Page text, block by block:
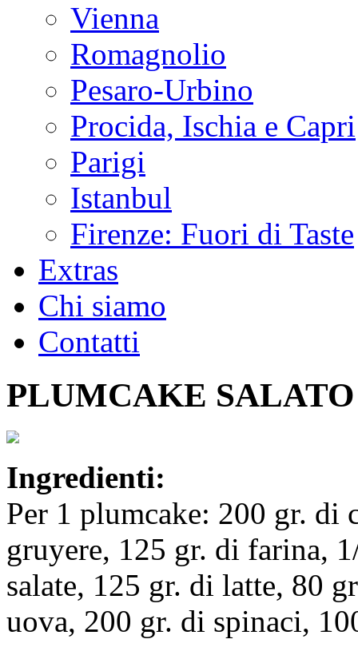
Vienna
Romagnolio
Pesaro-Urbino
Procida, Ischia e Capri
Parigi
Istanbul
Firenze: Fuori di Taste
Extras
Chi siamo
Contatti
PLUMCAKE SALATO
Ingredienti:
Per 1 plumcake: 200 gr.
gruyere, 125 gr. di farina,
salate, 125 gr. di latte, 80
uova, 200 gr. di spinaci,